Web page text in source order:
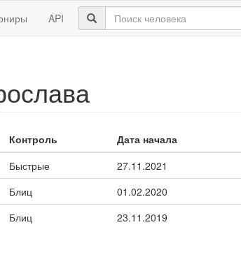
API
Контроль Дата начала
Быстрые 27.11.2021
Блиц 01.02.2020
Блиц 23.11.2019